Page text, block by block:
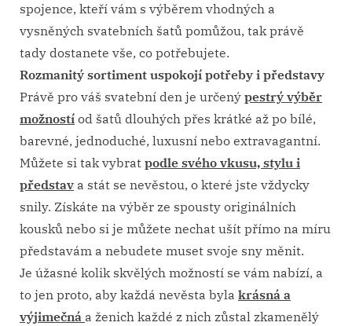
spojence, kteří vám s výběrem vhodných a
vysněných svatebních šatů pomůžou, tak právě
tady dostanete vše, co potřebujete.
Rozmanitý sortiment uspokojí potřeby i představy
Právě pro váš svatební den je určený pestrý výběr
možností od šatů dlouhých přes krátké až po bílé,
barevné, jednoduché, luxusní nebo extravagantní.
Můžete si tak vybrat podle svého vkusu, stylu i
představ a stát se nevěstou, o které jste vždycky
snily. Získáte na výběr ze spousty originálních
kousků nebo si je můžete nechat ušít přímo na míru
představám a nebudete muset svoje sny měnit.
Je úžasné kolik skvělých možností se vám nabízí, a
to jen proto, aby každá nevěsta byla krásná a
výjimečná a ženich každé z nich zůstal zkamenělý